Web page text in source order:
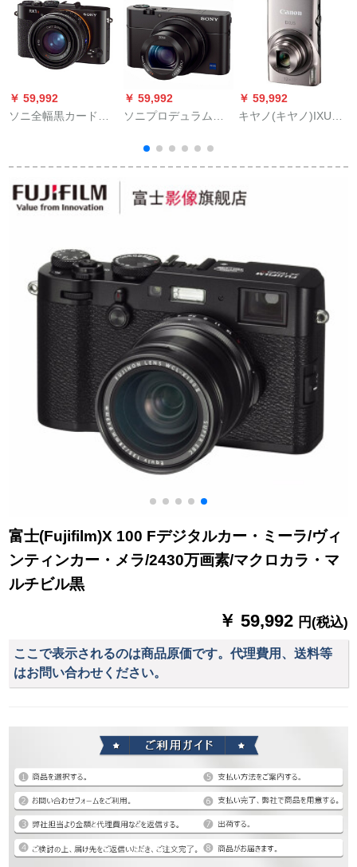
￥ 59,992
ソニ全幅黒カードド
RX 1 R
￥ 59,992
ソニプロデュラム黒
RX 100フラッシュ32
Gカード+ウォードド
フォト
￥ 59,992
キヤノ(キヤノ)IXUS
メラWiFiハビム公式
富士(Fujifilm)X 100 Fデジタルカー・ミーラ/ヴィ
ンティンカー・メラ/2430万画素/マクロカラ・マ
ルチビル黒
￥ 59,992 円(税込)
ここで表示されるのは商品原価です。代理費用、送料等
はお問い合わせください。